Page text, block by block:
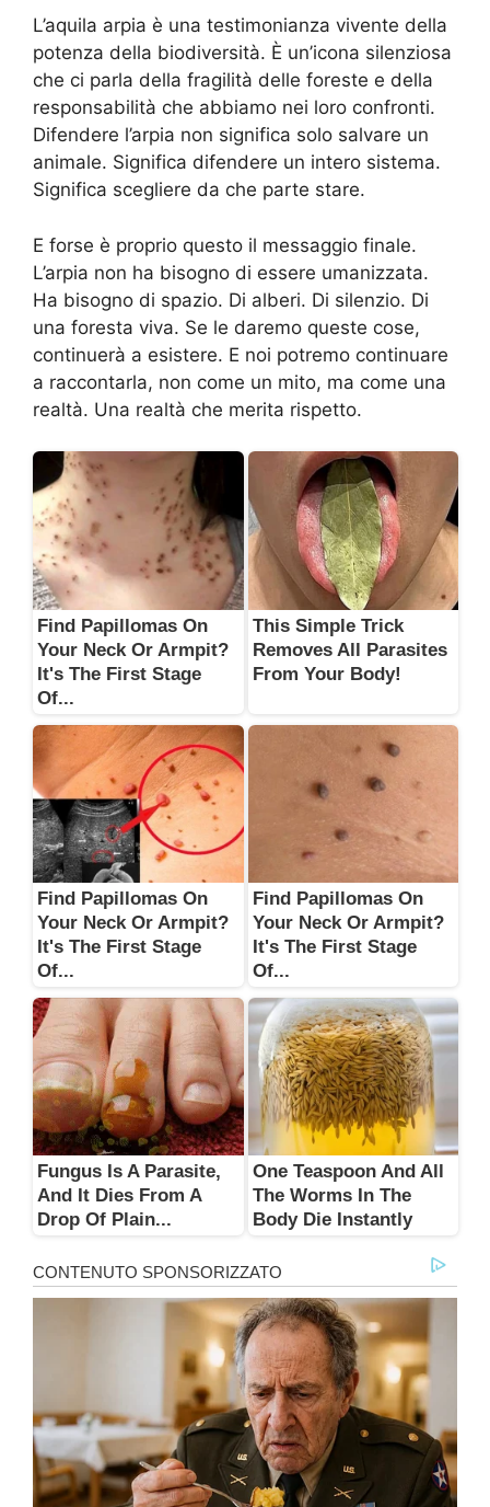
L’aquila arpia è una testimonianza vivente della
potenza della biodiversità. È un’icona silenziosa
che ci parla della fragilità delle foreste e della
responsabilità che abbiamo nei loro confronti.
Difendere l’arpia non significa solo salvare un
animale. Significa difendere un intero sistema.
Significa scegliere da che parte stare.
E forse è proprio questo il messaggio finale.
L’arpia non ha bisogno di essere umanizzata.
Ha bisogno di spazio. Di alberi. Di silenzio. Di
una foresta viva. Se le daremo queste cose,
continuerà a esistere. E noi potremo continuare
a raccontarla, non come un mito, ma come una
realtà. Una realtà che merita rispetto.
Find Papillomas On
Your Neck Or Armpit?
It's The First Stage
Of...
This Simple Trick
Removes All Parasites
From Your Body!
Find Papillomas On
Your Neck Or Armpit?
It's The First Stage
Of...
Find Papillomas On
Your Neck Or Armpit?
It's The First Stage
Of...
Fungus Is A Parasite,
And It Dies From A
Drop Of Plain...
One Teaspoon And All
The Worms In The
Body Die Instantly